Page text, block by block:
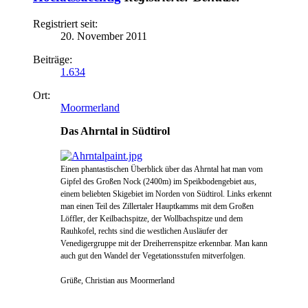
Registriert seit:
20. November 2011
Beiträge:
1.634
Ort:
Moormerland
Das Ahrntal in Südtirol
Einen phantastischen Überblick über das Ahrntal hat man vom
Gipfel des Großen Nock (2400m) im Speikbodengebiet aus,
einem beliebten Skigebiet im Norden von Südtirol. Links erkennt
man einen Teil des Zillertaler Hauptkamms mit dem Großen
Löffler, der Keilbachspitze, der Wollbachspitze und dem
Rauhkofel, rechts sind die westlichen Ausläufer der
Venedigergruppe mit der Dreiherrenspitze erkennbar. Man kann
auch gut den Wandel der Vegetationsstufen mitverfolgen.
Grüße, Christian aus Moormerland